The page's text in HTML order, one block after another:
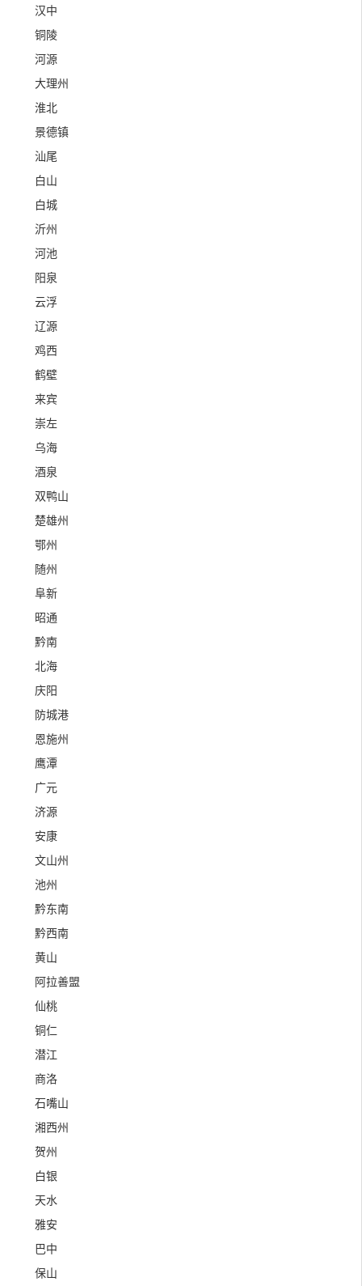
汉中
铜陵
河源
大理州
淮北
景德镇
汕尾
白山
白城
沂州
河池
阳泉
云浮
辽源
鸡西
鹤壁
来宾
崇左
乌海
酒泉
双鸭山
楚雄州
鄂州
随州
阜新
昭通
黔南
北海
庆阳
防城港
恩施州
鹰潭
广元
济源
安康
文山州
池州
黔东南
黔西南
黄山
阿拉善盟
仙桃
铜仁
潜江
商洛
石嘴山
湘西州
贺州
白银
天水
雅安
巴中
保山